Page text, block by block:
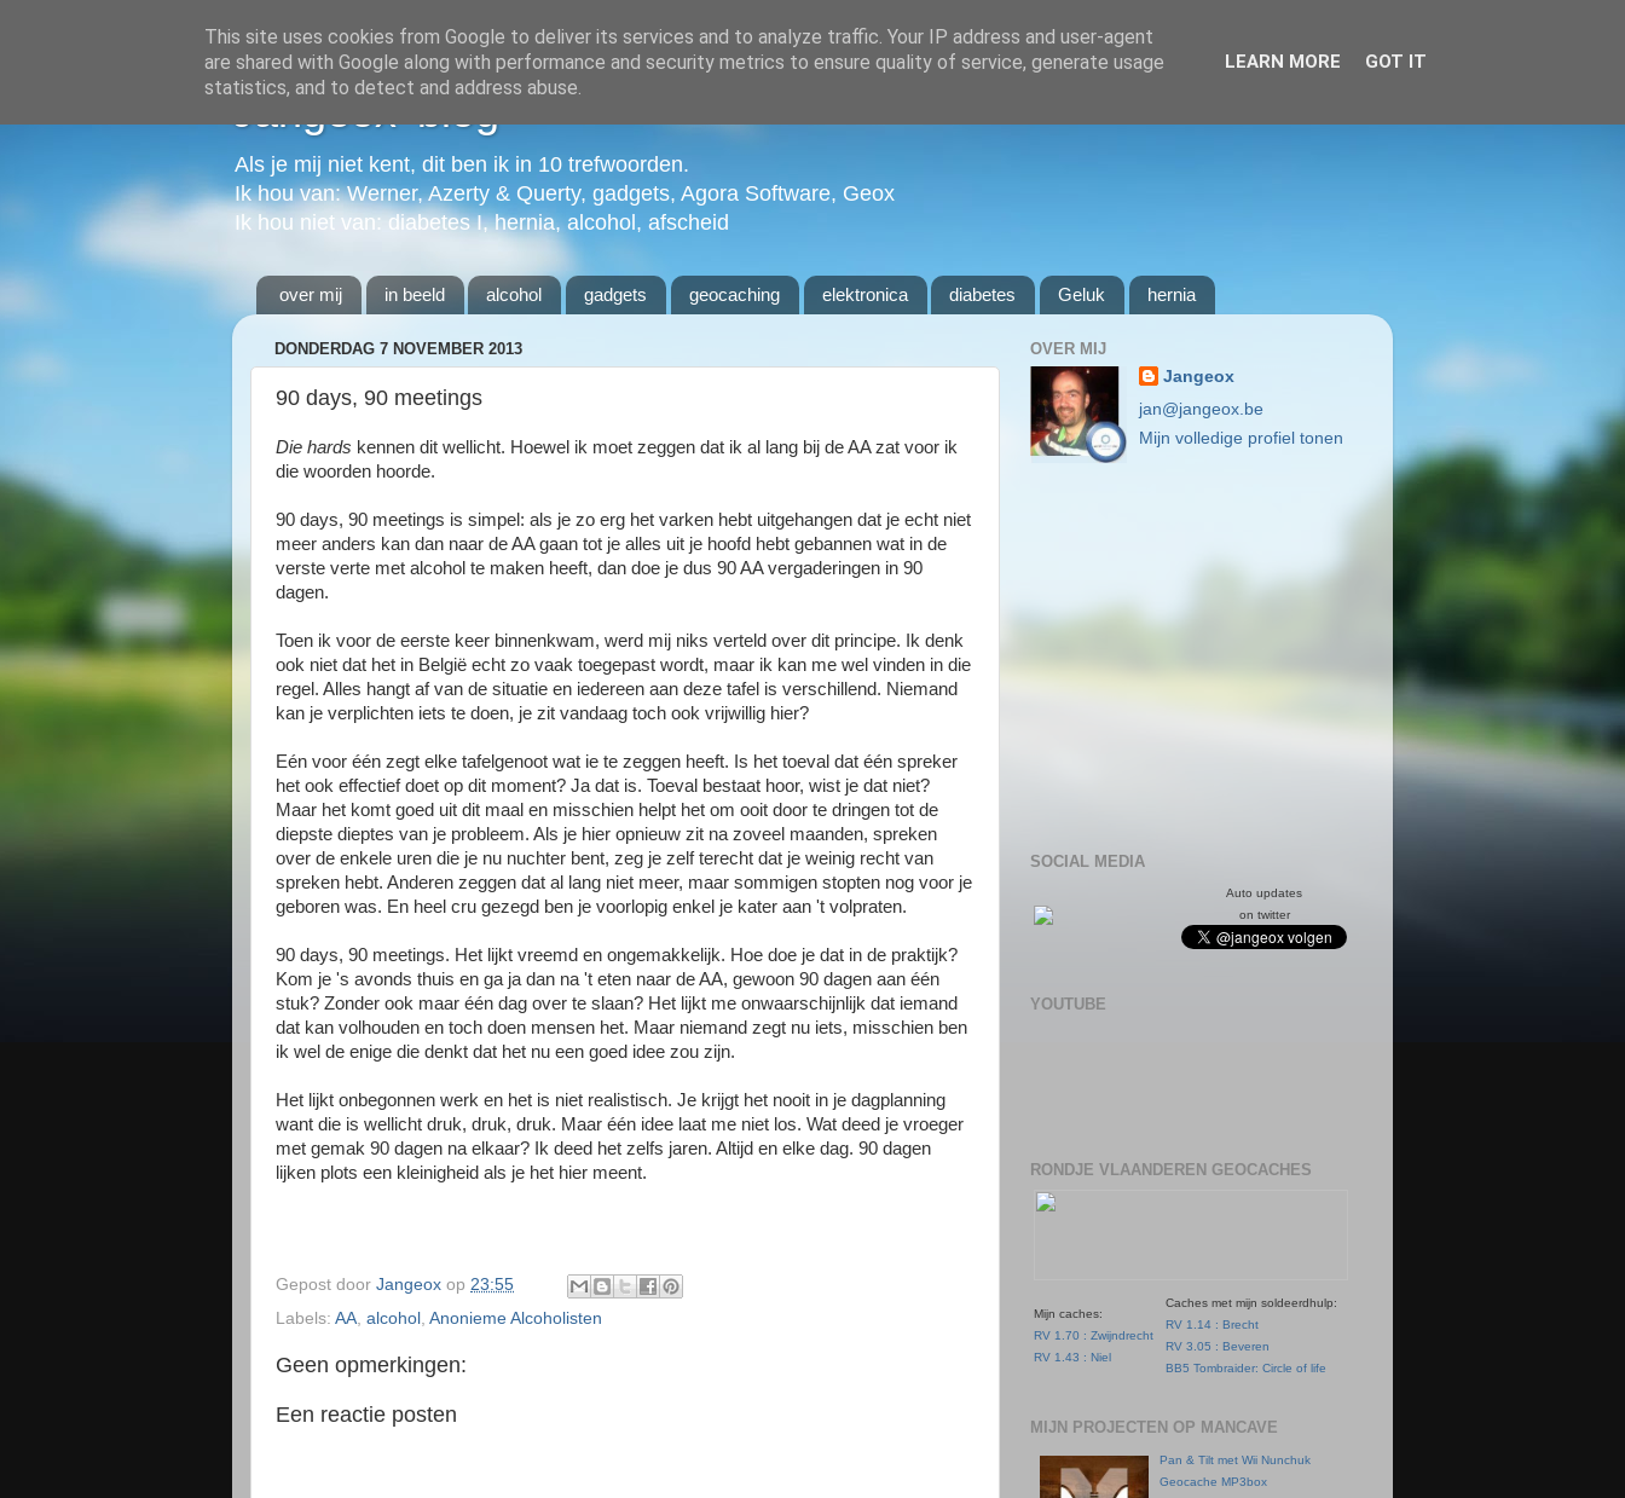
Jangeox' blog
Als je mij niet kent, dit ben ik in 10 trefwoorden.
Ik hou van: Werner, Azerty & Querty, gadgets, Agora Software, Geox
Ik hou niet van: diabetes I, hernia, alcohol, afscheid
over mij in beeld alcohol gadgets geocaching elektronica diabetes Geluk hernia
DONDERDAG 7 NOVEMBER 2013
90 days, 90 meetings
Die hards kennen dit wellicht. Hoewel ik moet zeggen dat ik al lang bij de AA zat voor ik
die woorden hoorde.
90 days, 90 meetings is simpel: als je zo erg het varken hebt uitgehangen dat je echt niet
meer anders kan dan naar de AA gaan tot je alles uit je hoofd hebt gebannen wat in de
verste verte met alcohol te maken heeft, dan doe je dus 90 AA vergaderingen in 90
dagen.
Toen ik voor de eerste keer binnenkwam, werd mij niks verteld over dit principe. Ik denk
ook niet dat het in België echt zo vaak toegepast wordt, maar ik kan me wel vinden in die
regel. Alles hangt af van de situatie en iedereen aan deze tafel is verschillend. Niemand
kan je verplichten iets te doen, je zit vandaag toch ook vrijwillig hier?
Eén voor één zegt elke tafelgenoot wat ie te zeggen heeft. Is het toeval dat één spreker
het ook effectief doet op dit moment? Ja dat is. Toeval bestaat hoor, wist je dat niet?
Maar het komt goed uit dit maal en misschien helpt het om ooit door te dringen tot de
diepste dieptes van je probleem. Als je hier opnieuw zit na zoveel maanden, spreken
over de enkele uren die je nu nuchter bent, zeg je zelf terecht dat je weinig recht van
spreken hebt. Anderen zeggen dat al lang niet meer, maar sommigen stopten nog voor je
geboren was. En heel cru gezegd ben je voorlopig enkel je kater aan 't volpraten.
90 days, 90 meetings. Het lijkt vreemd en ongemakkelijk. Hoe doe je dat in de praktijk?
Kom je 's avonds thuis en ga ja dan na 't eten naar de AA, gewoon 90 dagen aan één
stuk? Zonder ook maar één dag over te slaan? Het lijkt me onwaarschijnlijk dat iemand
dat kan volhouden en toch doen mensen het. Maar niemand zegt nu iets, misschien ben
ik wel de enige die denkt dat het nu een goed idee zou zijn.
Het lijkt onbegonnen werk en het is niet realistisch. Je krijgt het nooit in je dagplanning
want die is wellicht druk, druk, druk. Maar één idee laat me niet los. Wat deed je vroeger
met gemak 90 dagen na elkaar? Ik deed het zelfs jaren. Altijd en elke dag. 90 dagen
lijken plots een kleinigheid als je het hier meent.
Gepost door Jangeox op 23:55
Labels: AA alcohol Anonieme Alcoholisten
Geen opmerkingen:
Een reactie posten
OVER MIJ
Jangeox
jan@jangeox.be
Mijn volledige profiel tonen
SOCIAL MEDIA
Auto updates
on twitter
YOUTUBE
RONDJE VLAANDEREN GEOCACHES
Mijn caches:
RV 1.70 : Zwijndrecht
RV 1.43 : Niel
Caches met mijn soldeerdhulp:
RV 1.14 : Brecht
RV 3.05 : Beveren
BB5 Tombraider: Circle of life
MIJN PROJECTEN OP MANCAVE
Pan & Tilt met Wii Nunchuk
Geocache MP3box
This site uses cookies from Google to deliver its services and to analyze traffic. Your IP address and user-agent
are shared with Google along with performance and security metrics to ensure quality of service, generate usage
statistics, and to detect and address abuse.
LEARN MORE GOT IT